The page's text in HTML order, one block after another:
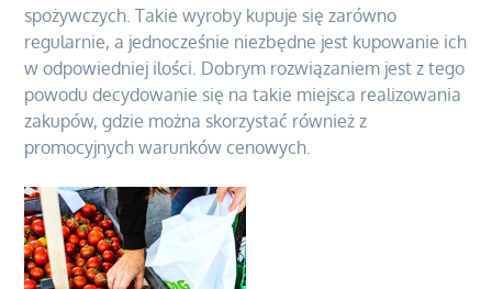
spożywczych. Takie wyroby kupuje się zarówno
regularnie, a jednocześnie niezbędne jest kupowanie ich
w odpowiedniej ilości. Dobrym rozwiązaniem jest z tego
powodu decydowanie się na takie miejsca realizowania
zakupów, gdzie można skorzystać również z
promocyjnych warunków cenowych.